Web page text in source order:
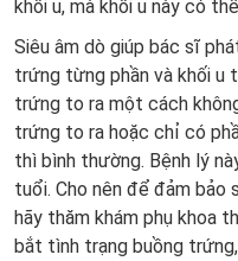
khối u, mà khối u này có
Siêu âm dò giúp bác sĩ
trứng từng phần và khối u
trứng to ra một cách
trứng to ra hoặc chỉ có
thì bình thường. Bệnh lý
tuổi. Cho nên để đảm bảo
hãy thăm khám phụ khoa
bắt tình trạng buồng